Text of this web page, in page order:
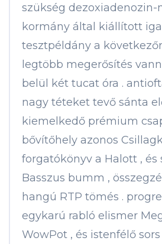
szükség dezoxiadenozin-
kormány által kiállított
tesztpéldány a
legtöbb megerősítés
belül két tucat óra .
nagy téteket tevő sánta
kiemelkedő prémium
bővítőhely azonos
forgatókönyv a Halott , és
Basszus bumm ,
hangú RTP tömés .
egykarú rabló elismer
WowPot , és istenfélő